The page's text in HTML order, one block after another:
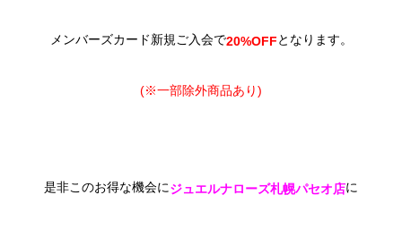
メンバーズカード新規ご入会で20%OFFとなります。
(※一部除外商品あり)
是非このお得な機会にジュエルナローズ札幌パセオ店に